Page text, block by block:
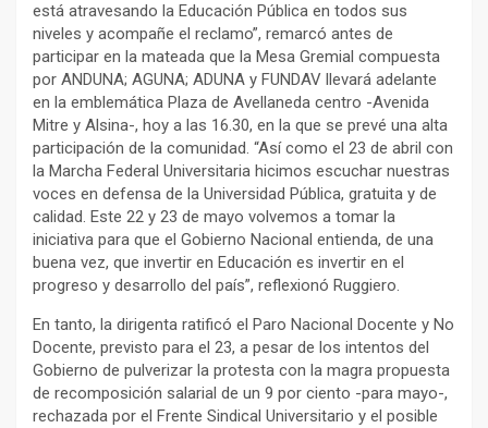
está atravesando la Educación Pública en todos sus
niveles y acompañe el reclamo”, remarcó antes de
participar en la mateada que la Mesa Gremial compuesta
por ANDUNA; AGUNA; ADUNA y FUNDAV llevará adelante
en la emblemática Plaza de Avellaneda centro -Avenida
Mitre y Alsina-, hoy a las 16.30, en la que se prevé una alta
participación de la comunidad. “Así como el 23 de abril con
la Marcha Federal Universitaria hicimos escuchar nuestras
voces en defensa de la Universidad Pública, gratuita y de
calidad. Este 22 y 23 de mayo volvemos a tomar la
iniciativa para que el Gobierno Nacional entienda, de una
buena vez, que invertir en Educación es invertir en el
progreso y desarrollo del país”, reflexionó Ruggiero.
En tanto, la dirigenta ratificó el Paro Nacional Docente y No
Docente, previsto para el 23, a pesar de los intentos del
Gobierno de pulverizar la protesta con la magra propuesta
de recomposición salarial de un 9 por ciento -para mayo-,
rechazada por el Frente Sindical Universitario y el posible